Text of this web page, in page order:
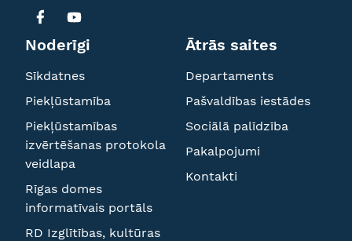
Noderīgi
Sīkdatnes
Piekļūstamība
Piekļūstamības
izvērtēšanas protokola
veidlapa
Rīgas domes
informatīvais portāls
RD Izglītības, kultūras
Ātrās saites
Departaments
Pašvaldības iestādes
Sociālā palīdzība
Pakalpojumi
Kontakti